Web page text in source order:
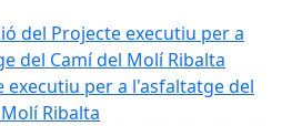
del Projecte executiu per a
del Camí del Molí Ribalta
executiu per a l'asfaltatge del
Ribalta